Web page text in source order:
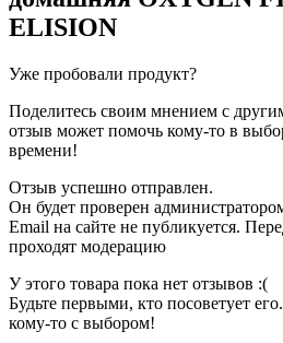
ELISION
Уже пробовали продукт?
Поделитесь своим мнением с
отзыв может помочь кому-то в
времени!
Отзыв успешно отправлен.
Он будет проверен
Email на сайте не публикуется.
проходят модерацию
У этого товара пока нет отзывов :(
Будьте первыми, кто посоветует
кому-то с выбором!